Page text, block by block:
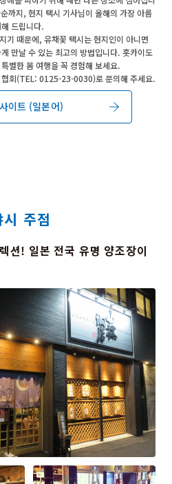
찬 목소리가 울려 퍼지고, 지역
키와리 나바나’와 갓 짜낸 유채
풍성합니다. 이번 봄, 다키카와
힐링의 시간을 보내보시는 건
까지, 현지 택시 기사님이 올해의 가장 아름
드립니다.
기 때문에, 유채꽃 택시는 현지인이 아니면
만날 수 있는 최고의 방법입니다. 홋카이도
별한 봄 여행을 꼭 경험해 보세요.
협회(TEL: 0125-23-0030)로 문의해 주세요.
이트 (일본어)
주점
션! 일본 전국 유명 양조장이